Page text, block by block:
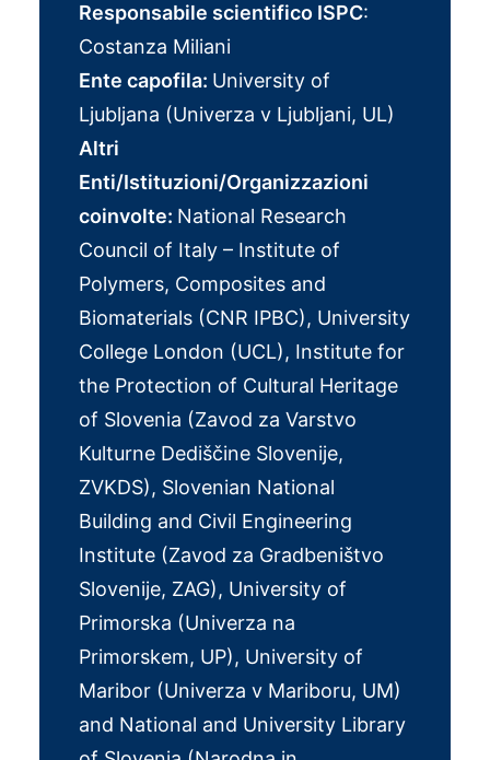
Responsabile scientifico ISPC:
Costanza Miliani
Ente capofila: University of
Ljubljana (Univerza v Ljubljani, UL)
Altri
Enti/Istituzioni/Organizzazioni
coinvolte: National Research
Council of Italy – Institute of
Polymers, Composites and
Biomaterials (CNR IPBC), University
College London (UCL), Institute for
the Protection of Cultural Heritage
of Slovenia (Zavod za Varstvo
Kulturne Dediščine Slovenije,
ZVKDS), Slovenian National
Building and Civil Engineering
Institute (Zavod za Gradbeništvo
Slovenije, ZAG), University of
Primorska (Univerza na
Primorskem, UP), University of
Maribor (Univerza v Mariboru, UM)
and National and University Library